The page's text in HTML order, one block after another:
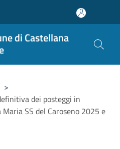
di Castellana
>
dei posteggi in
SS del Caroseno 2025 e